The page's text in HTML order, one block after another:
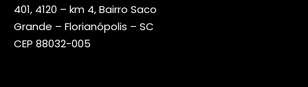
401, 4120 – km 4, Bairro Saco
Grande – Florianópolis – SC
CEP 88032-005